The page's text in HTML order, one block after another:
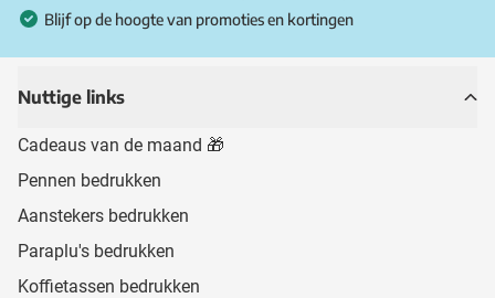
Blijf op de hoogte van promoties en kortingen
Nuttige links
Cadeaus van de maand 🎁
Pennen bedrukken
Aanstekers bedrukken
Paraplu's bedrukken
Koffietassen bedrukken